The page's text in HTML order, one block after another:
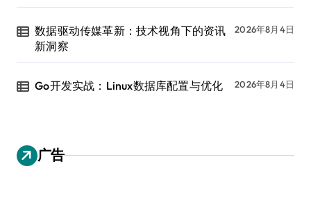
数据驱动传媒革新：技术视角下的资讯
新洞察
2026年8月4日
Go开发实战：Linux数据库配置与优化 2026年8月4日
广告